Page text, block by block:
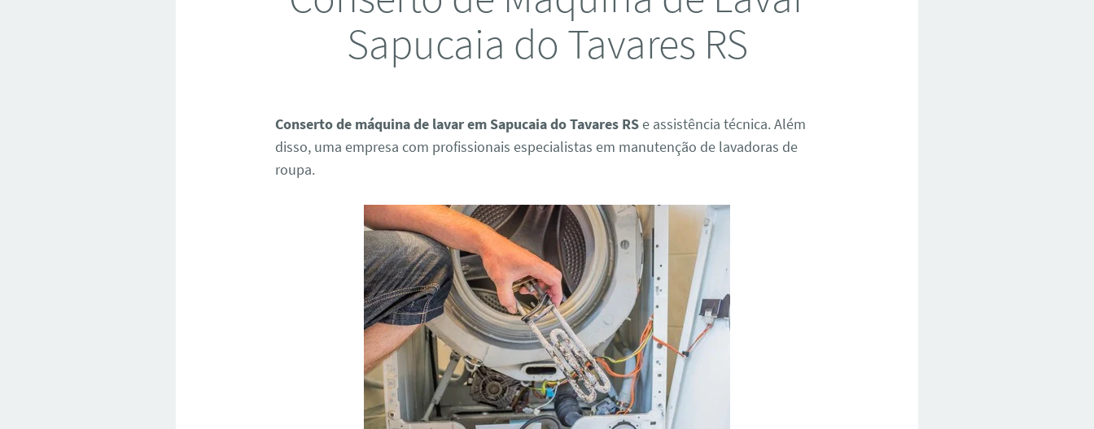
Sapucaia do Tavares RS
Conserto de máquina de lavar em Sapucaia do Tavares RSe assistência técnica. Além
disso, uma empresa com profissionais especialistas em manutenção de lavadoras de
roupa.